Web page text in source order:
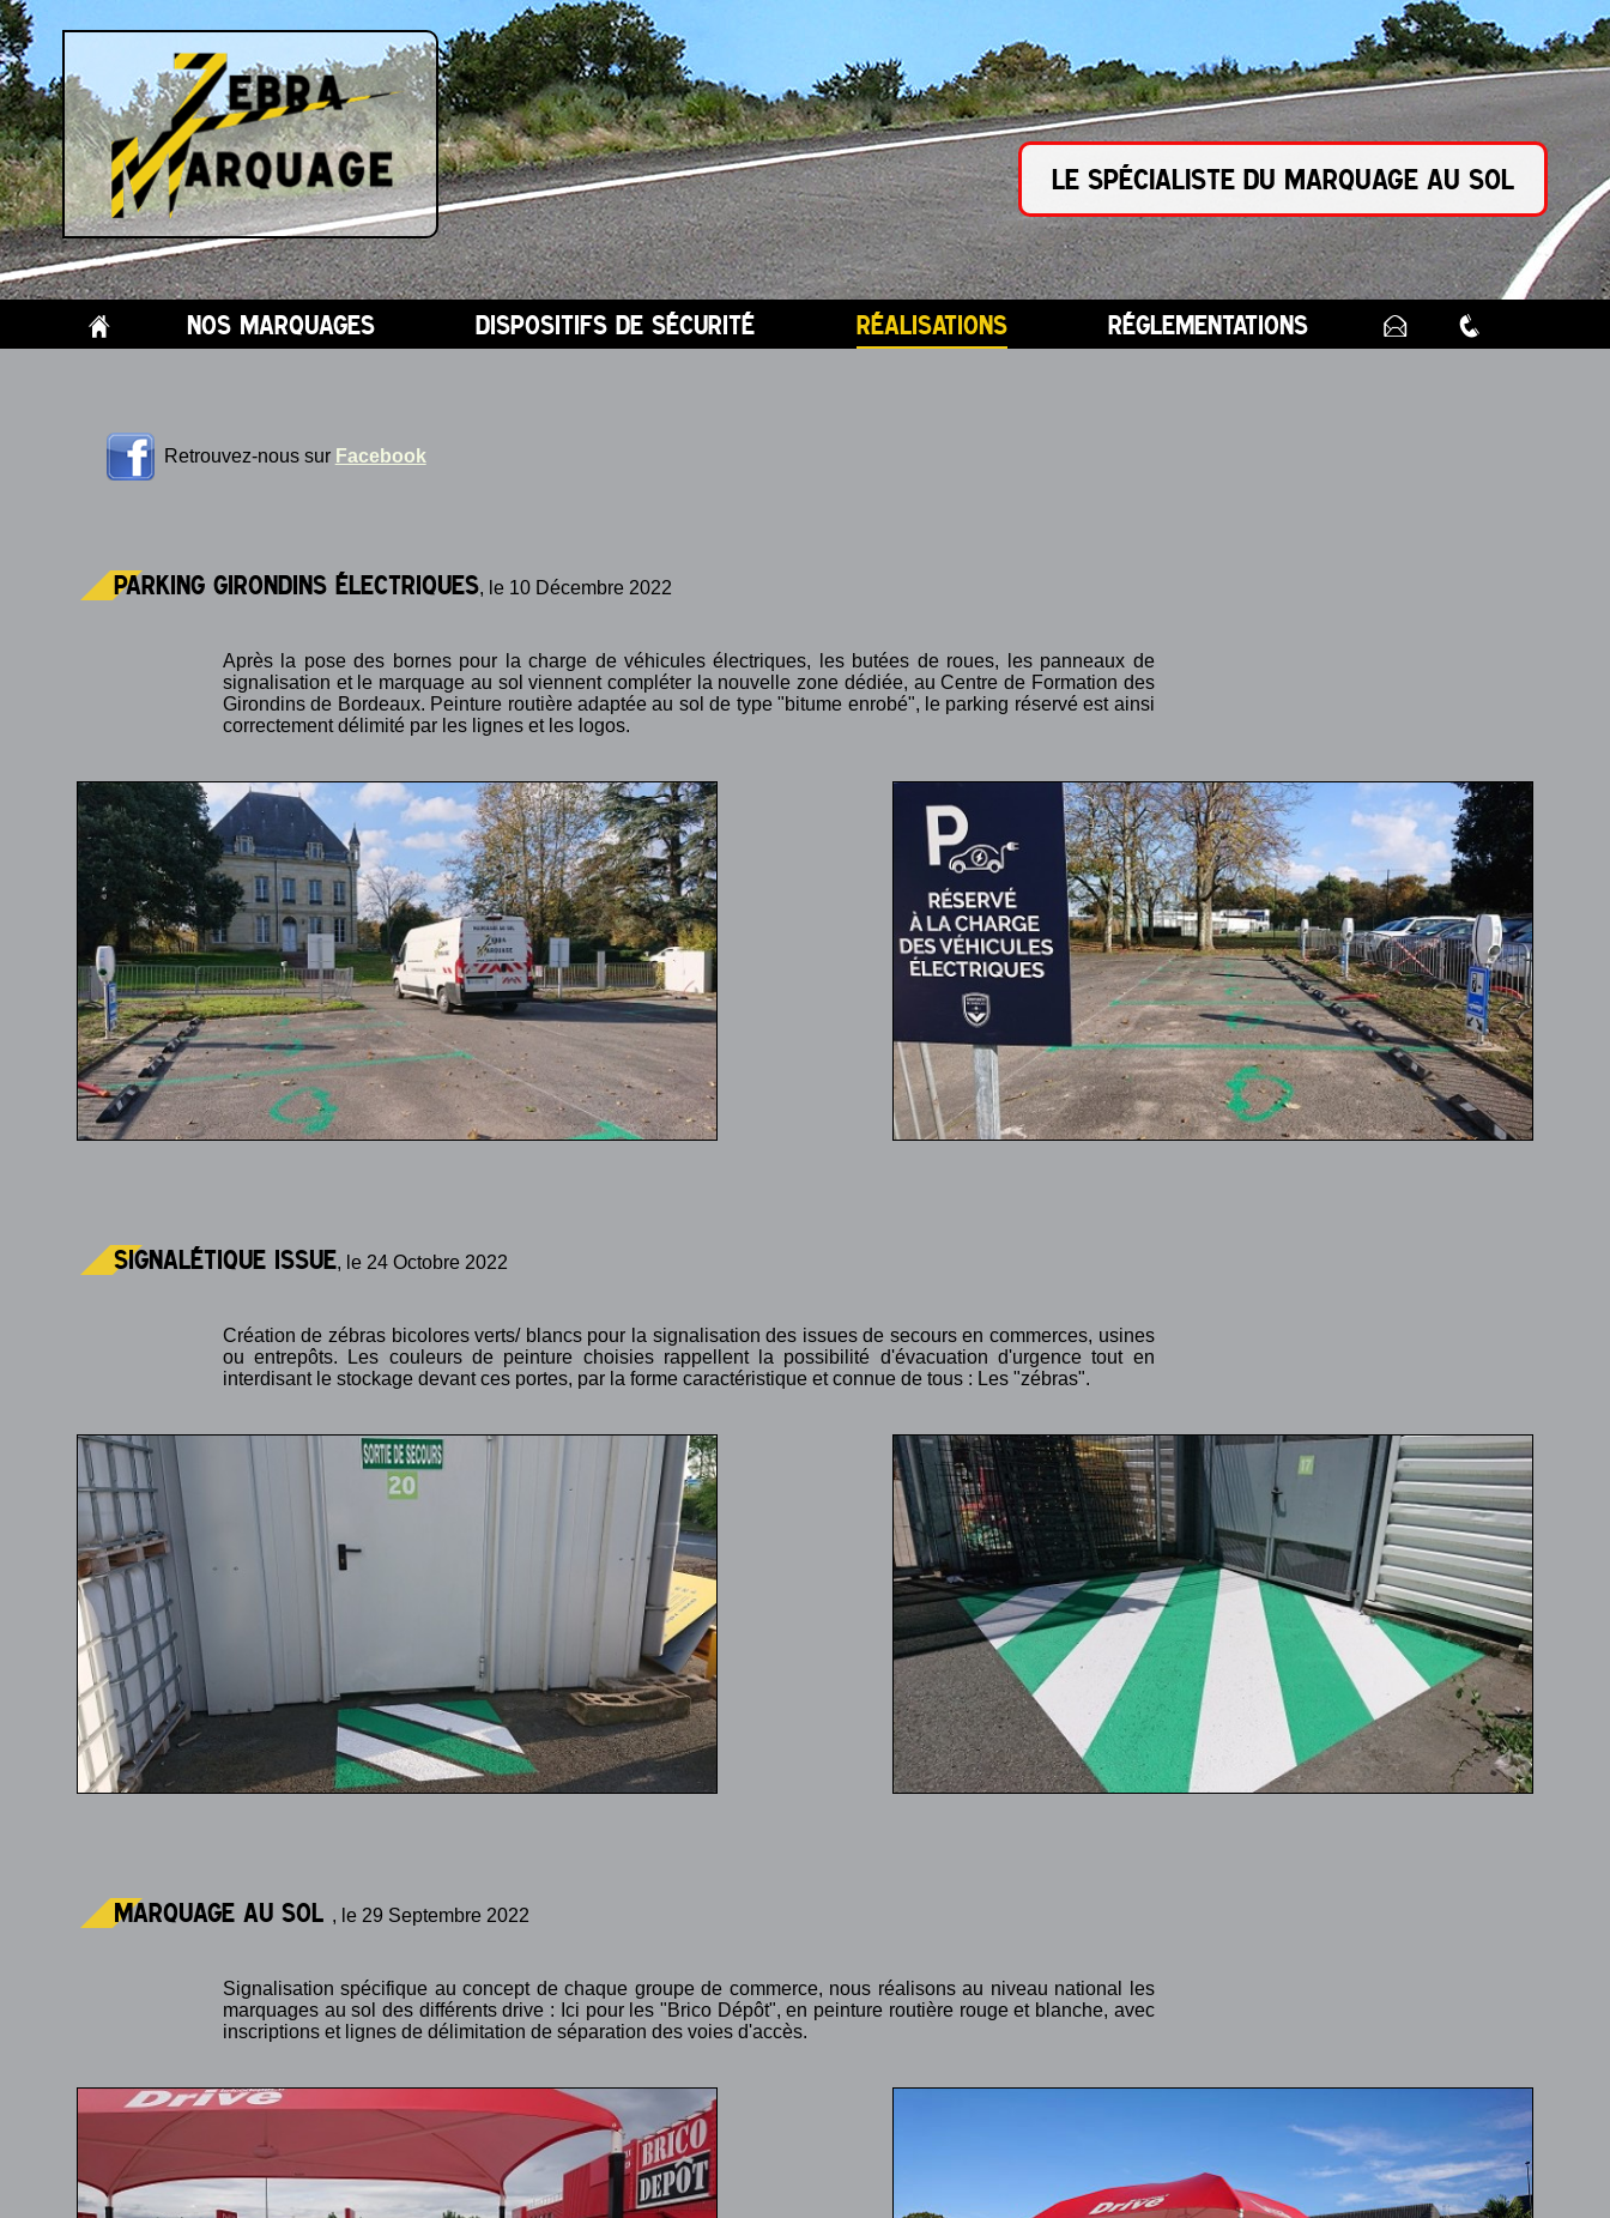
Le spécialiste du marquage au sol
H nos marquages dispositifs de sécurité réalisations réglementations E q
Retrouvez-nous sur Facebook
Parking Girondins électriques, le 10 Décembre 2022
Après la pose des bornes pour la charge de véhicules électriques, les butées de roues, les panneaux de
signalisation et le marquage au sol viennent compléter la nouvelle zone dédiée, au Centre de Formation des
Girondins de Bordeaux. Peinture routière adaptée au sol de type "bitume enrobé", le parking réservé est ainsi
correctement délimité par les lignes et les logos.
signalétique issue, le 24 Octobre 2022
Création de zébras bicolores verts/ blancs pour la signalisation des issues de secours en commerces, usines
ou entrepôts. Les couleurs de peinture choisies rappellent la possibilité d'évacuation d'urgence tout en
interdisant le stockage devant ces portes, par la forme caractéristique et connue de tous : Les "zébras".
marquage au sol , le 29 Septembre 2022
Signalisation spécifique au concept de chaque groupe de commerce, nous réalisons au niveau national les
marquages au sol des différents drive : Ici pour les "Brico Dépôt", en peinture routière rouge et blanche, avec
inscriptions et lignes de délimitation de séparation des voies d'accès.